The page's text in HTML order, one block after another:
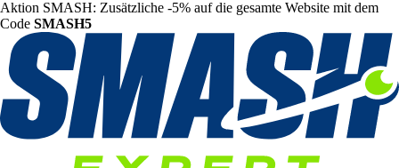
Aktion SMASH: Zusätzliche -5% auf die gesamte Website mit dem
Code SMASH5